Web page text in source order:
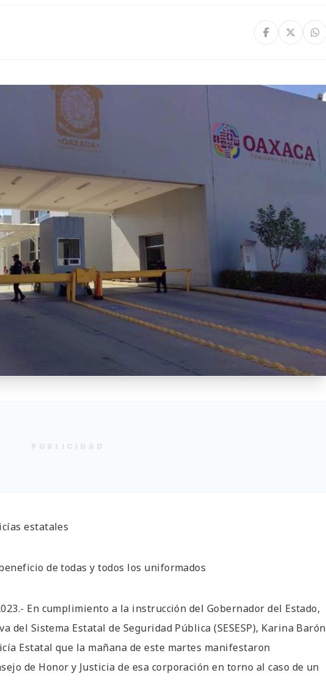
estatales
de todas y todos los uniformados
En cumplimiento a la instrucción del Gobernador del Estado,
del Sistema Estatal de Seguridad Pública (SESESP), Karina Barón
Estatal que la mañana de este martes manifestaron
de Honor y Justicia de esa corporación en torno al caso de un